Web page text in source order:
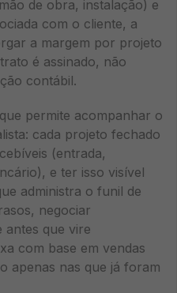
de obra, instalação) e
com o cliente, a
a margem por projeto
é assinado, não
contábil.
permite acompanhar o
cada projeto fechado
(entrada,
e ter isso visível
administra o funil de
negociar
antes que vire
com base em vendas
apenas nas que já foram